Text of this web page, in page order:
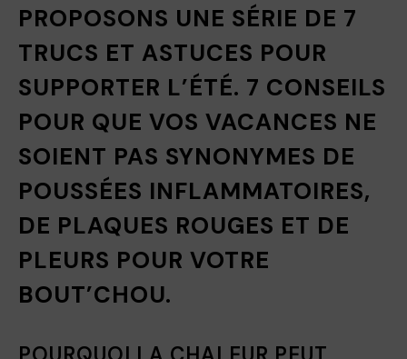
PROPOSONS UNE SÉRIE DE 7
TRUCS ET ASTUCES POUR
SUPPORTER L’ÉTÉ. 7 CONSEILS
POUR QUE VOS VACANCES NE
SOIENT PAS SYNONYMES DE
POUSSÉES INFLAMMATOIRES,
DE PLAQUES ROUGES ET DE
PLEURS POUR VOTRE
BOUT’CHOU.